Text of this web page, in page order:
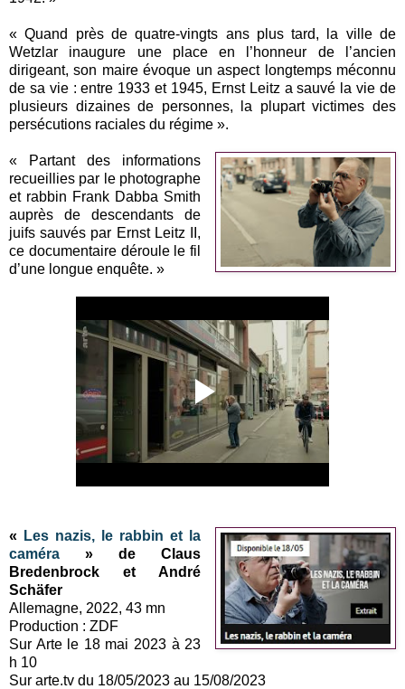
« Quand près de quatre-vingts ans plus tard, la ville de
Wetzlar inaugure une place en l’honneur de l’ancien
dirigeant, son maire évoque un aspect longtemps méconnu
de sa vie : entre 1933 et 1945, Ernst Leitz a sauvé la vie de
plusieurs dizaines de personnes, la plupart victimes des
persécutions raciales du régime ».
« Partant des informations
recueillies par le photographe
et rabbin Frank Dabba Smith
auprès de descendants de
juifs sauvés par Ernst Leitz II,
ce documentaire déroule le fil
d’une longue enquête. »
«
Les nazis, le rabbin et la
caméra » de Claus
Bredenbrock et André
Schäfer
Allemagne, 2022, 43 mn
Production : ZDF
Sur Arte le 18 mai 2023 à 23
h 10
Sur arte.tv du 18/05/2023 au 15/08/2023